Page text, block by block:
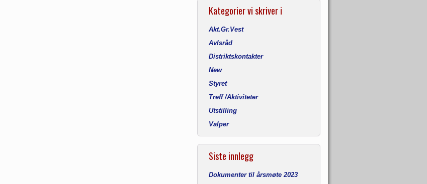
Kategorier vi skriver i
Akt.Gr.Vest
Avlsråd
Distriktskontakter
New
Styret
Treff /Aktiviteter
Utstilling
Valper
Siste innlegg
Dokumenter til årsmøte 2023